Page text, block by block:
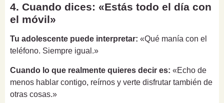
4. Cuando dices: «Estás todo el día con
el móvil»
Tu adolescente puede interpretar: «Qué manía con el
teléfono. Siempre igual.»
Cuando lo que realmente quieres decir es: «Echo de
menos hablar contigo, reírnos y verte disfrutar también de
otras cosas.»